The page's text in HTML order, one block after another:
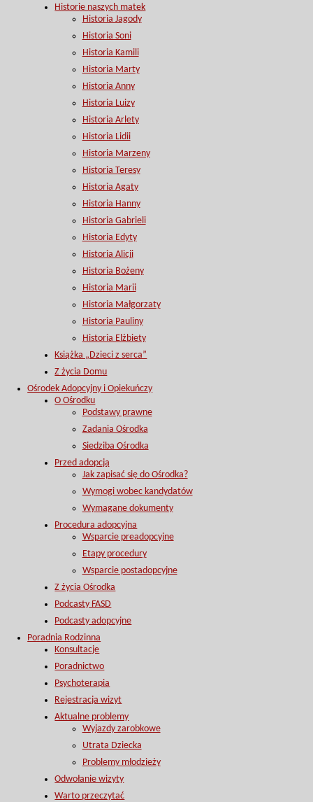
Historie naszych matek
Historia Jagody
Historia Soni
Historia Kamili
Historia Marty
Historia Anny
Historia Luizy
Historia Arlety
Historia Lidii
Historia Marzeny
Historia Teresy
Historia Agaty
Historia Hanny
Historia Gabrieli
Historia Edyty
Historia Alicji
Historia Bożeny
Historia Marii
Historia Małgorzaty
Historia Pauliny
Historia Elżbiety
Książka „Dzieci z serca”
Z życia Domu
Ośrodek Adopcyjny i Opiekuńczy
O Ośrodku
Podstawy prawne
Zadania Ośrodka
Siedziba Ośrodka
Przed adopcją
Jak zapisać się do Ośrodka?
Wymogi wobec kandydatów
Wymagane dokumenty
Procedura adopcyjna
Wsparcie preadopcyjne
Etapy procedury
Wsparcie postadopcyjne
Z życia Ośrodka
Podcasty FASD
Podcasty adopcyjne
Poradnia Rodzinna
Konsultacje
Poradnictwo
Psychoterapia
Rejestracja wizyt
Aktualne problemy
Wyjazdy zarobkowe
Utrata Dziecka
Problemy młodzieży
Odwołanie wizyty
Warto przeczytać